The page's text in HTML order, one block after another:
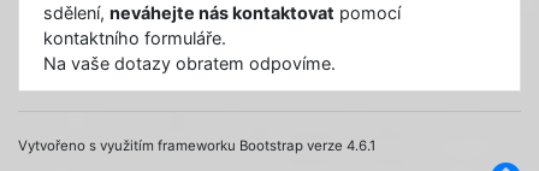
sdělení, neváhejte nás kontaktovat pomocí
kontaktního formuláře.
Na vaše dotazy obratem odpovíme.
Vytvořeno s využitím frameworku Bootstrap verze 4.6.1